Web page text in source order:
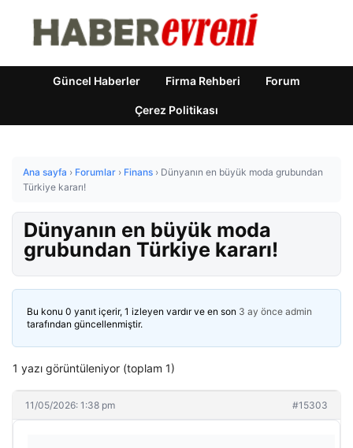
Güncel Haberler Firma Rehberi Forum
Çerez Politikası
Ana sayfa › Forumlar › Finans › Dünyanın en büyük moda grubundan
Türkiye kararı!
Dünyanın en büyük moda
grubundan Türkiye kararı!
Bu konu 0 yanıt içerir, 1 izleyen vardır ve en son 3 ay önce admin
tarafından güncellenmiştir.
1 yazı görüntüleniyor (toplam 1)
11/05/2026: 1:38 pm #15303